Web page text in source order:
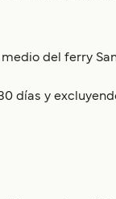
del ferry
días y